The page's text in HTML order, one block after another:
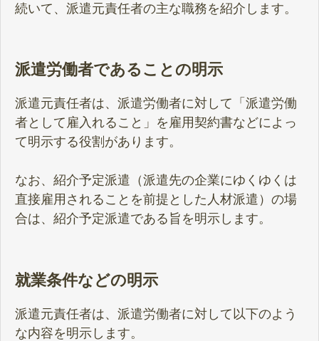
続いて、派遣元責任者の主な職務を紹介します。
派遣労働者であることの明示
派遣元責任者は、派遣労働者に対して「派遣労働
者として雇入れること」を雇用契約書などによっ
て明示する役割があります。
なお、紹介予定派遣（派遣先の企業にゆくゆくは
直接雇用されることを前提とした人材派遣）の場
合は、紹介予定派遣である旨を明示します。
就業条件などの明示
派遣元責任者は、派遣労働者に対して以下のよう
な内容を明示します。